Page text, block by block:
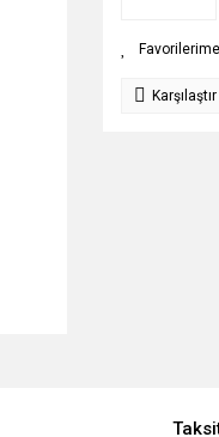
Karşılaştır